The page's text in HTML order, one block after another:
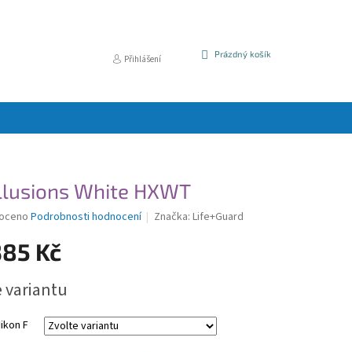
Přihlášení
NÁKUPNÍ
Prázdný košík
White HXWT
Podrobnosti hodnocení Značka:Life+Guard
Kč
variantu
F